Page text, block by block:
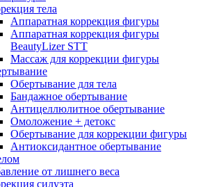
тела
Аппаратная коррекция фигуры
Аппаратная коррекция фигуры
BeautyLizer STT
Массаж для коррекции фигуры
Обертывание для тела
Бандажное обертывание
Антицеллюлитное обертывание
Омоложение + детокс
Обертывание для коррекции фигуры
Антиоксидантное обертывание
от лишнего веса
силуэта